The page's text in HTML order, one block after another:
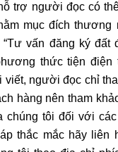
trợ người đọc có
mục đích thương
Tư vấn đăng ký đất
thức tiện điện
người đọc chỉ
hàng nên tham
chúng tôi đối với
thắc mắc hãy liên